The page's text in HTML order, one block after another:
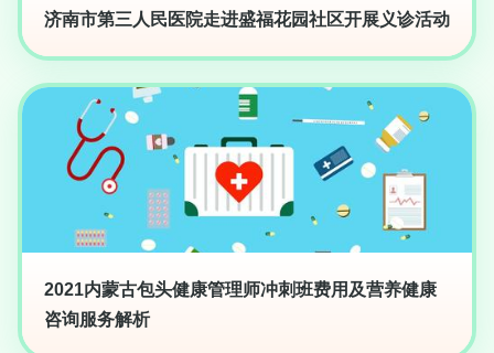
济南市第三人民医院走进盛福花园社区开展义诊活动
2021内蒙古包头健康管理师冲刺班费用及营养健康
咨询服务解析